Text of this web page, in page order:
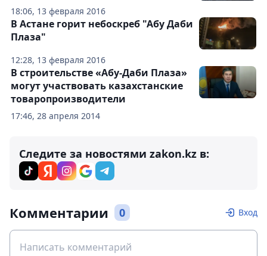
18:06, 13 февраля 2016
12:28, 13 февраля 2016
В Астане горит небоскреб "Абу Даби
Плаза"
17:46, 28 апреля 2014
В строительстве «Абу-Даби Плаза»
могут участвовать казахстанские
товаропроизводители
Следите за новостями zakon.kz в:
Комментарии 0 Вход